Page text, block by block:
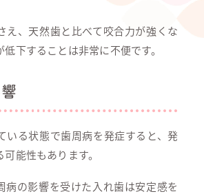
え、天然歯と比べて咬合力が強くな
下することは非常に不便です。
いる状態で歯周病を発症すると、発
能性もあります。
病の影響を受けた入れ歯は安定感を